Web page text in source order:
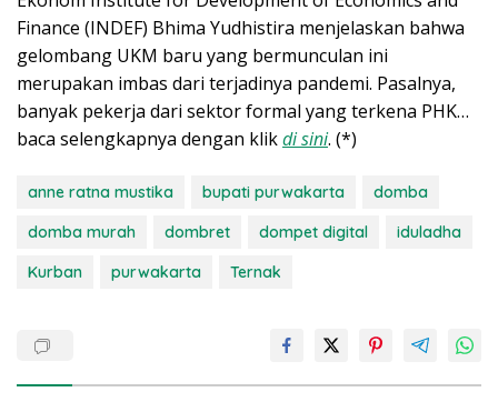
Finance (INDEF) Bhima Yudhistira menjelaskan bahwa
gelombang UKM baru yang bermunculan ini
merupakan imbas dari terjadinya pandemi. Pasalnya,
banyak pekerja dari sektor formal yang terkena PHK…
baca selengkapnya dengan klikdi sini. (*)
anne ratna mustika bupati purwakarta
domba
domba murah
dombret dompet digital
iduladha
Kurban
purwakarta Ternak